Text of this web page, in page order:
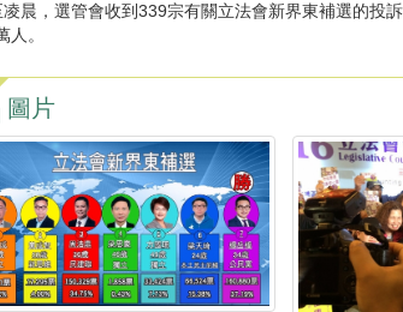
凌晨，選管會收到339宗有關立法會新界東補選的投
人。
圖片